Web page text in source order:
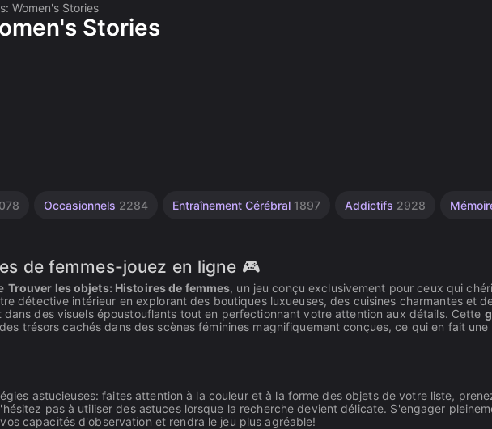
Women's Stories
Stories
Occasionnels 2284 Entraînement Cérébral 1897 Addictifs 2928
de femmes-jouez en ligne 🎮
Trouver les objets: Histoires de femmes, un jeu conçu exclusivement pour ceux qui
détective intérieur en explorant des boutiques luxueuses, des cuisines charmantes et
des visuels époustouflants tout en perfectionnant votre attention aux détails. Cette
trésors cachés dans des scènes féminines magnifiquement conçues, ce qui en fait une
astucieuses: faites attention à la couleur et à la forme des objets de votre liste,
pas à utiliser des astuces lorsque la recherche devient délicate. S'engager
capacités d'observation et rendra le jeu plus agréable!